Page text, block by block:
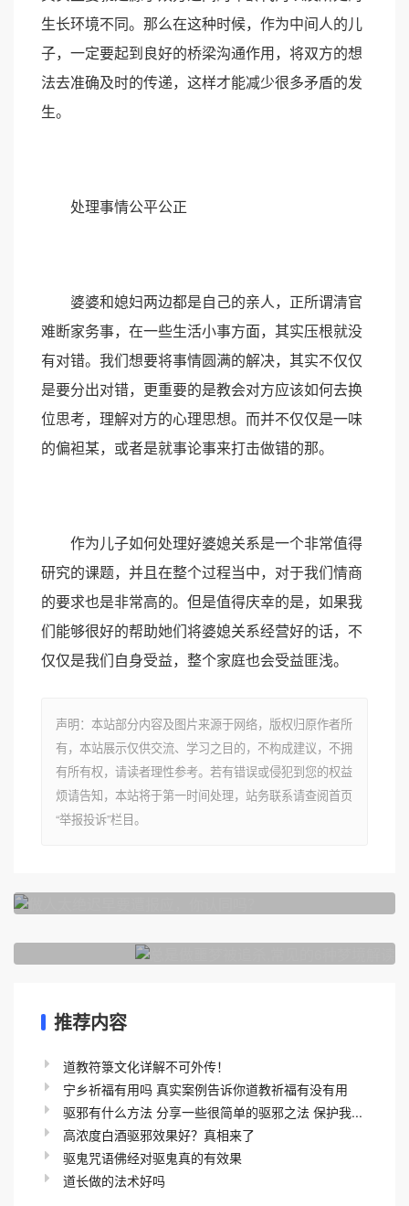
生长环境不同。那么在这种时候，作为中间人的儿
子，一定要起到良好的桥梁沟通作用，将双方的想
法去准确及时的传递，这样才能减少很多矛盾的发
生。
处理事情公平公正
婆婆和媳妇两边都是自己的亲人，正所谓清官
难断家务事，在一些生活小事方面，其实压根就没
有对错。我们想要将事情圆满的解决，其实不仅仅
是要分出对错，更重要的是教会对方应该如何去换
位思考，理解对方的心理思想。而并不仅仅是一味
的偏袒某，或者是就事论事来打击做错的那。
作为儿子如何处理好婆媳关系是一个非常值得
研究的课题，并且在整个过程当中，对于我们情商
的要求也是非常高的。但是值得庆幸的是，如果我
们能够很好的帮助她们将婆媳关系经营好的话，不
仅仅是我们自身受益，整个家庭也会受益匪浅。
声明：本站部分内容及图片来源于网络，版权归原作者所
有，本站展示仅供交流、学习之目的，不构成建议，不拥
有所有权，请读者理性参考。若有错误或侵犯到您的权益
烦请告知，本站将于第一时间处理，站务联系请查阅首页
“举报投诉”栏目。
推荐内容
道教符箓文化详解不可外传！
宁乡祈福有用吗 真实案例告诉你道教祈福有没有用
驱邪有什么方法 分享一些很简单的驱邪之法 保护我...
高浓度白酒驱邪效果好？真相来了
驱鬼咒语佛经对驱鬼真的有效果
道长做的法术好吗